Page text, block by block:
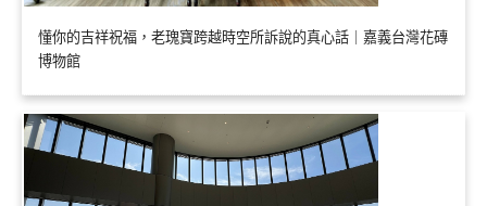
懂你的吉祥祝福，老瑰寶跨越時空所訴說的真心話｜嘉義台灣花磚
博物館